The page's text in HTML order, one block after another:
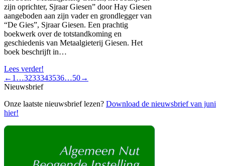
zijn oprichter, Sjraar Giesen” door Hay Giesen
aangeboden aan zijn vader en grondlegger van
“De Gies”, Sjraar Giesen. Een prachtig
boekwerk over de totstandkoming en
geschiedenis van Metaalgieterij Giesen. Het
boek beschrijft in…
Lees verder!
← 1 …3233343536…50→
Nieuwsbrief
Onze laatste nieuwsbrief lezen? Download de nieuwsbrief van juni
hier!